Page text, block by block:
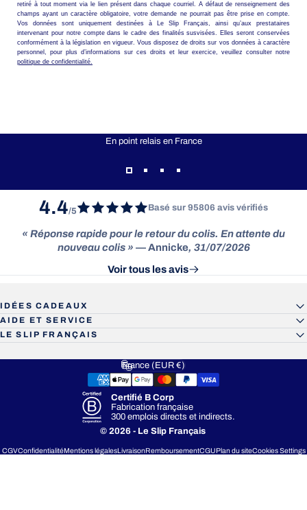
retiré à tout moment via le lien présent dans chaque courriel. A défaut de renseignement des
champs ayant un caractère obligatoire, votre demande ne pourrait pas être prise en compte.
Vos données sont uniquement destinées à Le Slip Français, ainsi qu’aux prestataires
intervenant pour notre compte dans le cadre des finalités susvisées. Elles seront conservées
conformément à la législation en vigueur. Vous disposez de droits sur vos données à caractère
personnel, pour plus d’informations sur ces droits et leur exercice, veuillez consulter notre
politique de confidentialité.
En point relais en France
4.4/5 Basé sur 95806 avis vérifiés
« Réponse rapide pour le retour du colis. En attente du
nouveau colis » — Annicke, 31/07/2026
Voir tous les avis
IDÉES CADEAUX
AIDE ET SERVICE
LE SLIP FRANÇAIS
© 2026 - Le Slip Français
CGVConfidentialitéMentions légalesLivraisonRemboursementCGUPlan du siteCookies Settings
Certifié B Corp
Fabrication française
300 emplois directs et indirects.
Pays/région France (EUR €)